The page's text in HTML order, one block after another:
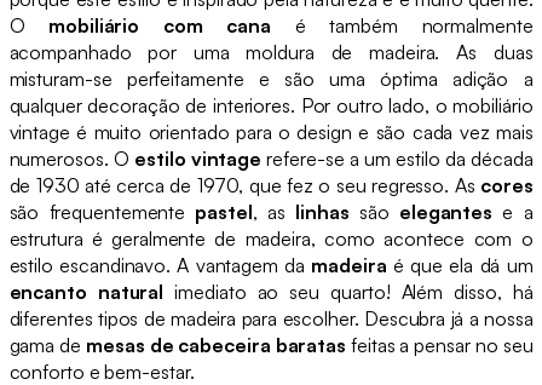
O mobiliário com cana é também normalmente
acompanhado por uma moldura de madeira. As duas
misturam-se perfeitamente e são uma óptima adição a
qualquer decoração de interiores. Por outro lado, o mobiliário
vintage é muito orientado para o design e são cada vez mais
numerosos. O estilo vintage refere-se a um estilo da década
de 1930 até cerca de 1970, que fez o seu regresso. As cores
são frequentemente pastel, as linhas são elegantes e a
estrutura é geralmente de madeira, como acontece com o
estilo escandinavo. A vantagem da madeira é que ela dá um
encanto natural imediato ao seu quarto! Além disso, há
diferentes tipos de madeira para escolher. Descubra já a nossa
gama de mesas de cabeceira baratas feitas a pensar no seu
conforto e bem-estar.